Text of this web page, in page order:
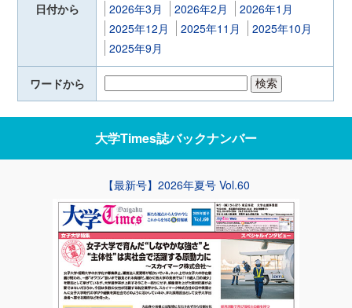
日付から
2026年3月
2026年2月
2026年1月
2025年12月
2025年11月
2025年10月
2025年9月
ワードから
大学Times誌バックナンバー
【最新号】2026年夏号 Vol.60